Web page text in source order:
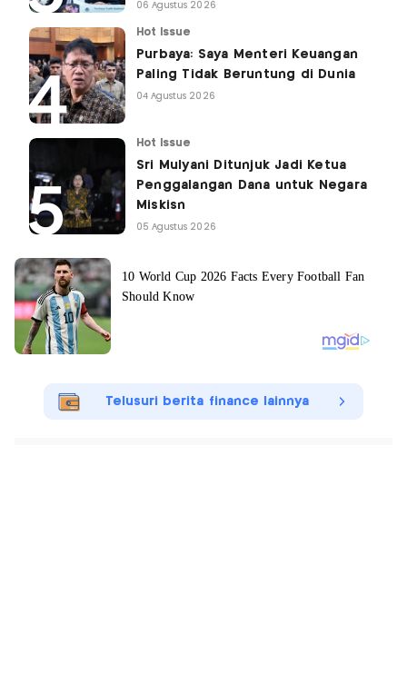
06 Agustus 2026
Hot Issue
Purbaya: Saya Menteri Keuangan
Paling Tidak Beruntung di Dunia
04 Agustus 2026
Hot Issue
Sri Mulyani Ditunjuk Jadi Ketua
Penggalangan Dana untuk Negara
Miskisn
05 Agustus 2026
Telusuri berita finance lainnya